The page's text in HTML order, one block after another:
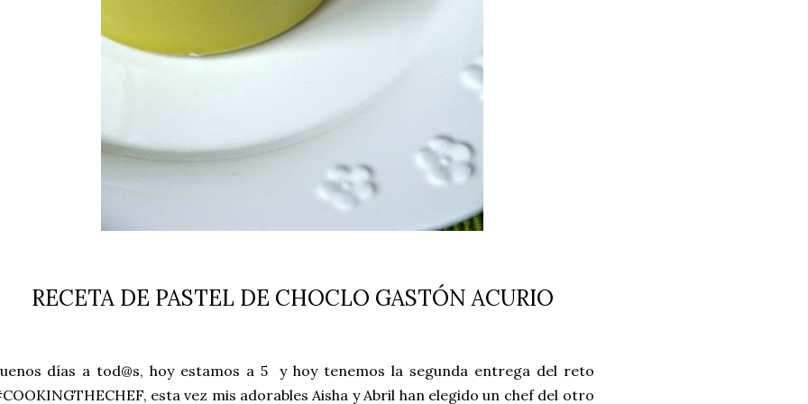
RECETA DE PASTEL DE CHOCLO GASTÓN ACURIO
días a tod@s, hoy estamos a 5 y hoy tenemos la segunda entrega del reto
esta vez mis adorables Aisha y Abril han elegido un chef del otro